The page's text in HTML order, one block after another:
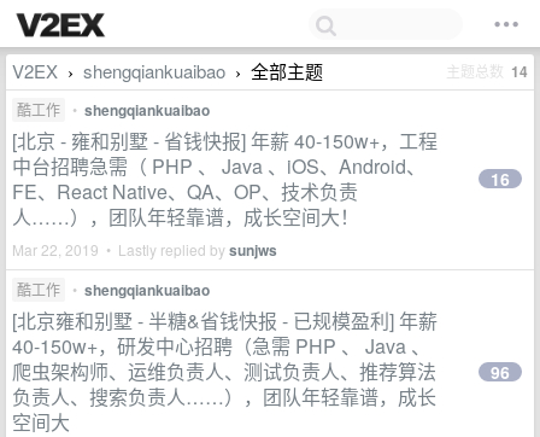
V2EX › shengqiankuaibao › 全部主题 主题总数 14
酷工作 • shengqiankuaibao
[北京 - 雍和别墅 - 省钱快报] 年薪 40-150w+，工程
中台招聘急需（ PHP 、 Java 、iOS、Android、
FE、React Native、QA、OP、技术负责
人……），团队年轻靠谱，成长空间大！
Mar 22, 2019 • Lastly replied bysunjws
16
酷工作 • shengqiankuaibao
[北京雍和别墅 - 半糖&省钱快报 - 已规模盈利] 年薪
40-150w+，研发中心招聘（急需 PHP 、 Java 、
爬虫架构师、运维负责人、测试负责人、推荐算法
负责人、搜索负责人……），团队年轻靠谱，成长
空间大
96